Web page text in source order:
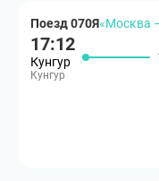
Поезд 070Я«Москва
17:12
Кунгур
Кунгур